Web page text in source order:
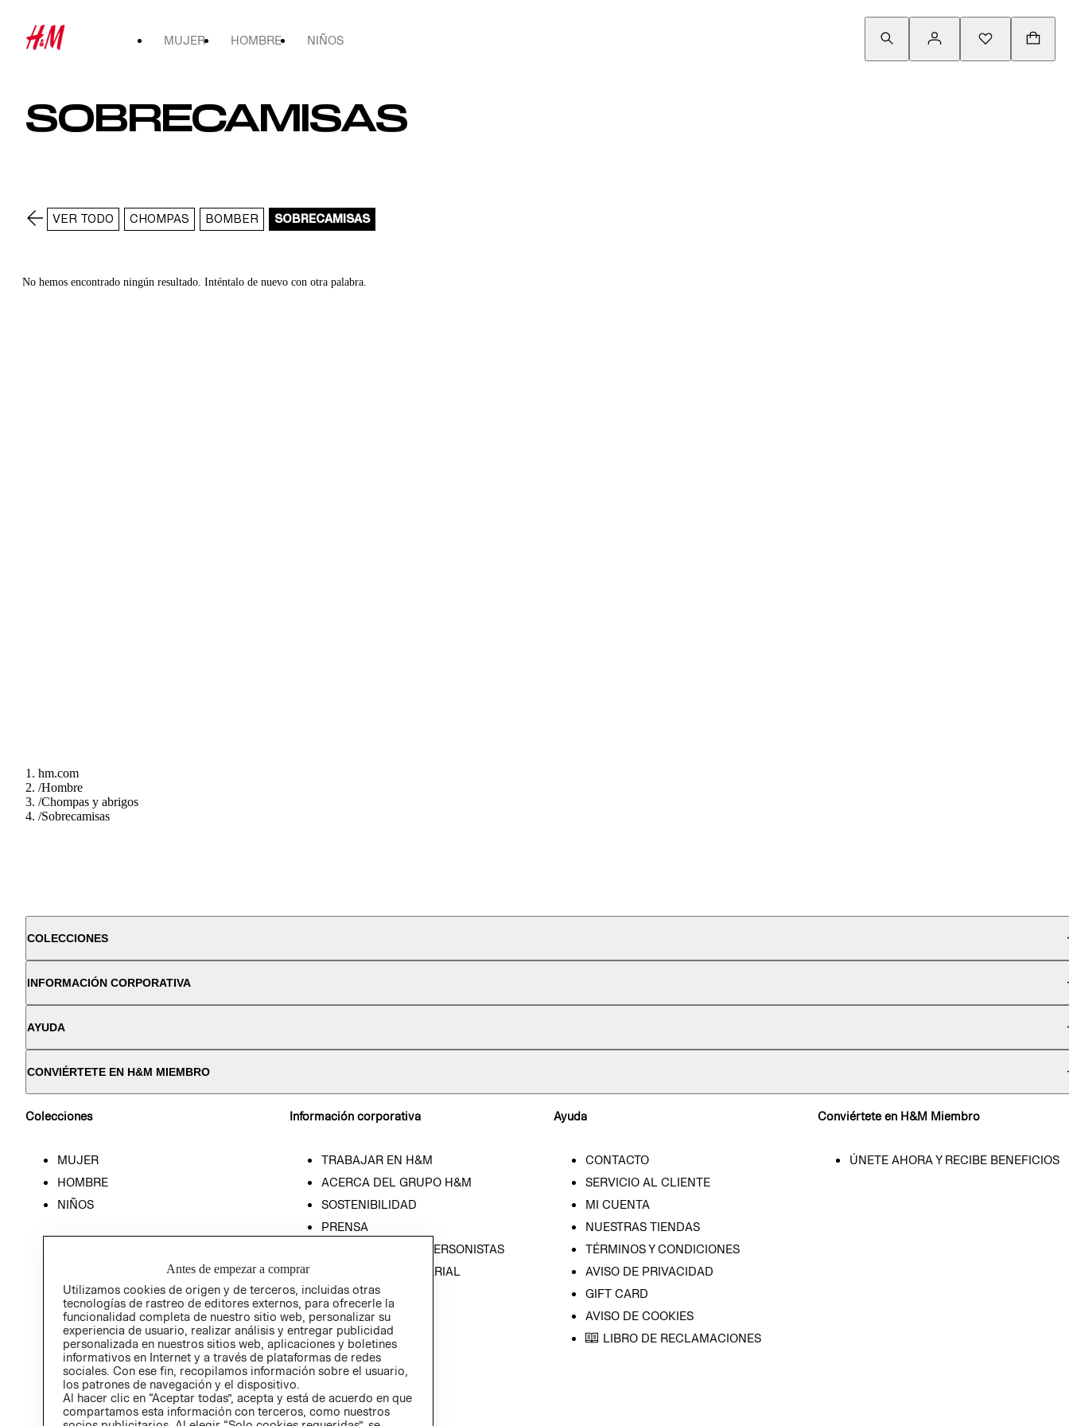
MUJER HOMBRE NIÑOS
SOBRECAMISAS
VER TODO CHOMPAS BOMBER SOBRECAMISAS
No hemos encontrado ningún resultado. Inténtalo de nuevo con otra palabra.
hm.com
/Hombre
/Chompas y abrigos
/Sobrecamisas
COLECCIONES
INFORMACIÓN CORPORATIVA
AYUDA
CONVIÉRTETE EN H&M MIEMBRO
Colecciones
MUJER
HOMBRE
NIÑOS
Información corporativa
TRABAJAR EN H&M
ACERCA DEL GRUPO H&M
SOSTENIBILIDAD
PRENSA
RELACIÓN CON INVERSONISTAS
POLÍTICA EMPRESARIAL
Ayuda
CONTACTO
SERVICIO AL CLIENTE
MI CUENTA
NUESTRAS TIENDAS
TÉRMINOS Y CONDICIONES
AVISO DE PRIVACIDAD
GIFT CARD
AVISO DE COOKIES
LIBRO DE RECLAMACIONES
Conviértete en H&M Miembro
ÚNETE AHORA Y RECIBE BENEFICIOS
Antes de empezar a comprar
Utilizamos cookies de origen y de terceros, incluidas otras
tecnologías de rastreo de editores externos, para ofrecerle la
funcionalidad completa de nuestro sitio web, personalizar su
experiencia de usuario, realizar análisis y entregar publicidad
personalizada en nuestros sitios web, aplicaciones y boletines
informativos en Internet y a través de plataformas de redes
sociales. Con ese fin, recopilamos información sobre el usuario,
los patrones de navegación y el dispositivo.
Al hacer clic en “Aceptar todas”, acepta y está de acuerdo en que
compartamos esta información con terceros, como nuestros